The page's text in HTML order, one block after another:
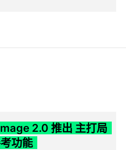
2.0 推出 主打局
功能